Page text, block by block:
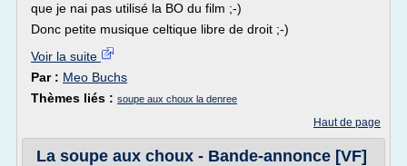
que je nai pas utilisé la BO du film ;-)
Donc petite musique celtique libre de droit ;-)
Voir la suite
Par : Meo Buchs
Thèmes liés : soupe aux choux la denree
Haut de page
La soupe aux choux - Bande-annonce [VF]